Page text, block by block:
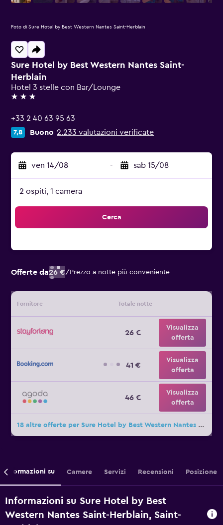
Sure Hotel by Best Western Nantes Saint-
Herblain
Hotel 3 stelle con Bar/Lounge
3 stelle
+33 2 40 63 95 63
7,8 Buono 2.233 valutazioni verificate
ven 14/08 - sab 15/08
2 ospiti, 1 camera
Cerca
Offerte da26 €/ Prezzo a notte più conveniente
Fornitore Totale notte
26 €
Visualizza
offerta
41 €
Visualizza
offerta
46 €
Visualizza
offerta
18 altre offerte per Sure Hotel by Best Western Nantes Saint-Herblain
Foto di Sure Hotel by Best Western Nantes Saint-Herblain
Informazioni su Camere Servizi Recensioni Posizione
Informazioni su Sure Hotel by Best
Western Nantes Saint-Herblain, Saint-